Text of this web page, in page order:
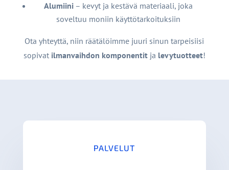
Alumiini – kevyt ja kestävä materiaali, joka
soveltuu moniin käyttötarkoituksiin
Ota yhteyttä, niin räätälöimme juuri sinun tarpeisiisi
sopivat ilmanvaihdon komponentitja levytuotteet!
PALVELUT